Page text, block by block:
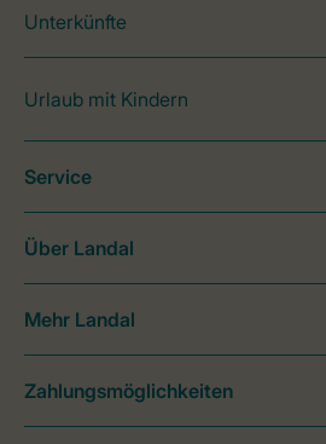
Unterkünfte
Urlaub mit Kindern
Service
Über Landal
Mehr Landal
Zahlungsmöglichkeiten